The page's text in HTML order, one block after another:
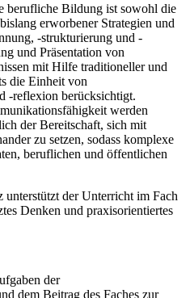
berufliche Bildung ist sowohl die
erworbener Strategien und
-strukturierung und -
und Präsentation von
mit Hilfe traditioneller und
die Einheit von
-reflexion berücksichtigt.
werden
der Bereitschaft, sich mit
zu setzen, sodass komplexe
beruflichen und öffentlichen
unterstützt der Unterricht im Fach
Denken und praxisorientiertes
der
dem Beitrag des Faches zur